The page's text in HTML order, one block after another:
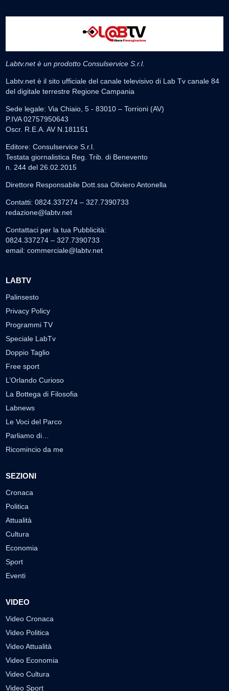
Labtv.net è un prodotto Consulservice S.r.l.
Labtv.net è il sito ufficiale del canale televisivo di Lab Tv canale 84
del digitale terrestre Regione Campania
Sede legale: Via Chiaio, 5 - 83010 – Torrioni (AV)
P.IVA 02757950643
Oscr. R.E.A. AV N.181151
Editore: Consulservice S.r.l.
Testata giornalistica Reg. Trib. di Benevento
n. 244 del 26.02.2015
Direttore Responsabile Dott.ssa Oliviero Antonella
Contatti: 0824.337274 – 327.7390733
redazione@labtv.net
Contattaci per la tua Pubblicità:
0824.337274 – 327.7390733
email: commerciale@labtv.net
LABTV
Palinsesto
Privacy Policy
Programmi TV
Speciale LabTv
Doppio Taglio
Free sport
L’Orlando Curioso
La Bottega di Filosofia
Labnews
Le Voci del Parco
Parliamo di…
Ricomincio da me
SEZIONI
Cronaca
Politica
Attualità
Cultura
Economia
Sport
Eventi
VIDEO
Video Cronaca
Video Politica
Video Attualità
Video Economia
Video Cultura
Video Sport